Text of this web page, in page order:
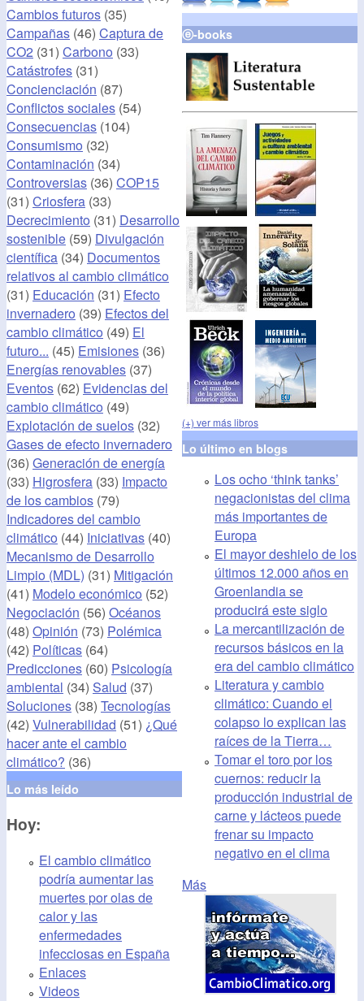
Cambios futuros (35)
Campañas (46) Captura de
CO2 (31) Carbono (33)
Catástrofes (31)
Concienciación (87)
Conflictos sociales (54)
Consecuencias (104)
Consumismo (32)
Contaminación (34)
Controversias (36) COP15
(31) Criosfera (33)
Decrecimiento (31) Desarrollo
sostenible (59) Divulgación
científica (34) Documentos
relativos al cambio climático
(31) Educación (31) Efecto
invernadero (39) Efectos del
cambio climático (49) El
futuro... (45) Emisiones (36)
Energías renovables (37)
Eventos (62) Evidencias del
cambio climático (49)
Explotación de suelos (32)
Gases de efecto invernadero
(36) Generación de energía
(33) Higrosfera (33) Impacto
de los cambios (79)
Indicadores del cambio
climático (44) Iniciativas (40)
Mecanismo de Desarrollo
Limpio (MDL) (31) Mitigación
(41) Modelo económico (52)
Negociación (56) Océanos
(48) Opinión (73) Polémica
(42) Políticas (64)
Predicciones (60) Psicología
ambiental (34) Salud (37)
Soluciones (38) Tecnologías
(42) Vulnerabilidad (51) ¿Qué
hacer ante el cambio
climático? (36)
Lo más leído
Hoy:
El cambio climático
podría aumentar las
muertes por olas de
calor y las
enfermedades
infecciosas en España
Enlaces
Videos
ⓔ-books
(+) ver más libros
Lo último en blogs
Los ocho ‘think tanks’
negacionistas del clima
más importantes de
Europa
El mayor deshielo de los
últimos 12.000 años en
Groenlandia se
producirá este siglo
La mercantilización de
recursos básicos en la
era del cambio climático
Literatura y cambio
climático: Cuando el
colapso lo explican las
raíces de la Tierra…
Tomar el toro por los
cuernos: reducir la
producción industrial de
carne y lácteos puede
frenar su impacto
negativo en el clima
Más